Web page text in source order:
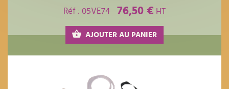
Réf : 05VE74
76,50 € HT
AJOUTER AU PANIER